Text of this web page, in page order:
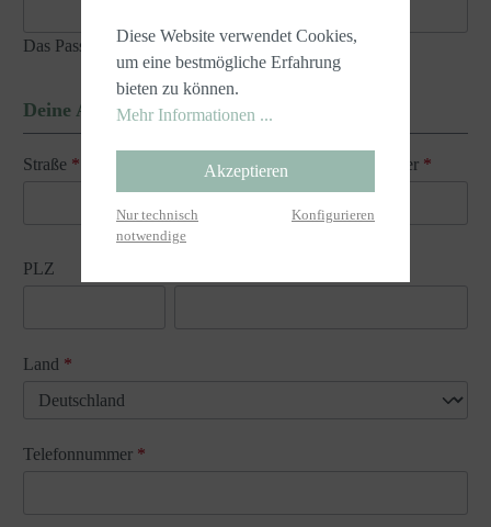
Das Passwort muss mindestens 8 Zeichen lang sein.
Deine Adresse
Straße * Hausnummer *
PLZ
Land *
Telefonnummer *
Diese Website verwendet Cookies,
um eine bestmögliche Erfahrung
bieten zu können.
Mehr Informationen ...
Akzeptieren
Nur technisch
notwendige
Konfigurieren